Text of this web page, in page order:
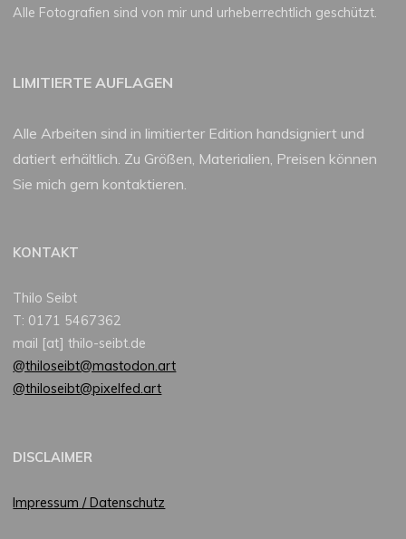
Alle Fotografien sind von mir und urheberrechtlich geschützt.
LIMITIERTE AUFLAGEN
Alle Arbeiten sind in limitierter Edition handsigniert und
datiert erhältlich. Zu Größen, Materialien, Preisen können
Sie mich gern kontaktieren.
KONTAKT
Thilo Seibt
T: 0171 5467362
mail [at] thilo-seibt.de
@thiloseibt@mastodon.art
@thiloseibt@pixelfed.art
DISCLAIMER
Impressum / Datenschutz